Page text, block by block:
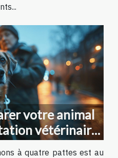
votre animal
vétérinaire
à quatre pattes est au